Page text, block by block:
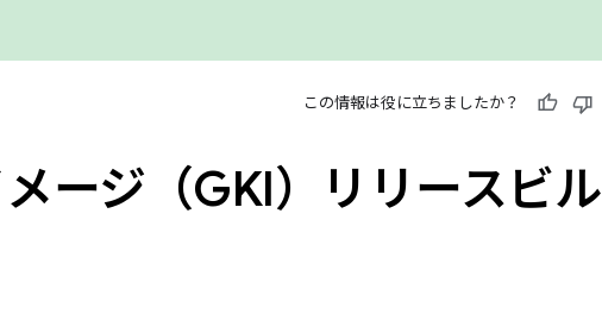
この情報は役に立ちましたか？
ージ（GKI）リリースビル